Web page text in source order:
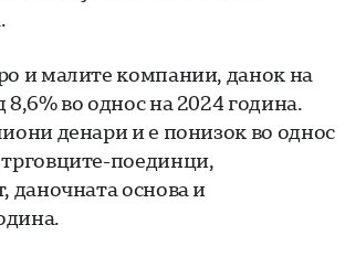
и малите компании, данок на
во однос на 2024 година.
денари и е понизок во однос
поединци,
даночната основа и